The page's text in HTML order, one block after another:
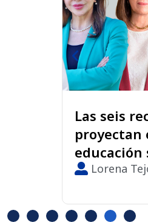
seis rectoras del
el futuro de
superior
05/08/2026